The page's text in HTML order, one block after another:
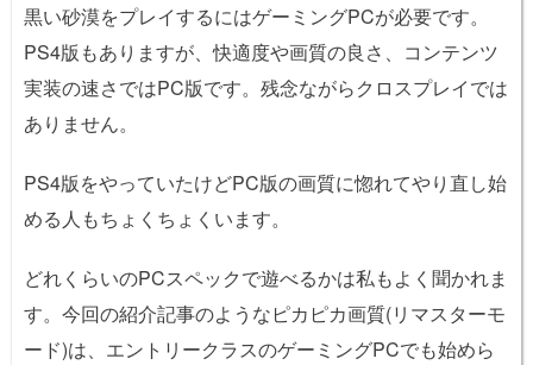
黒い砂漠をプレイするにはゲーミングPCが必要です。
PS4版もありますが、快適度や画質の良さ、コンテンツ
実装の速さではPC版です。残念ながらクロスプレイでは
ありません。
PS4版をやっていたけどPC版の画質に惚れてやり直し始
める人もちょくちょくいます。
どれくらいのPCスペックで遊べるかは私もよく聞かれま
す。今回の紹介記事のようなピカピカ画質(リマスターモ
ード)は、エントリークラスのゲーミングPCでも始めら